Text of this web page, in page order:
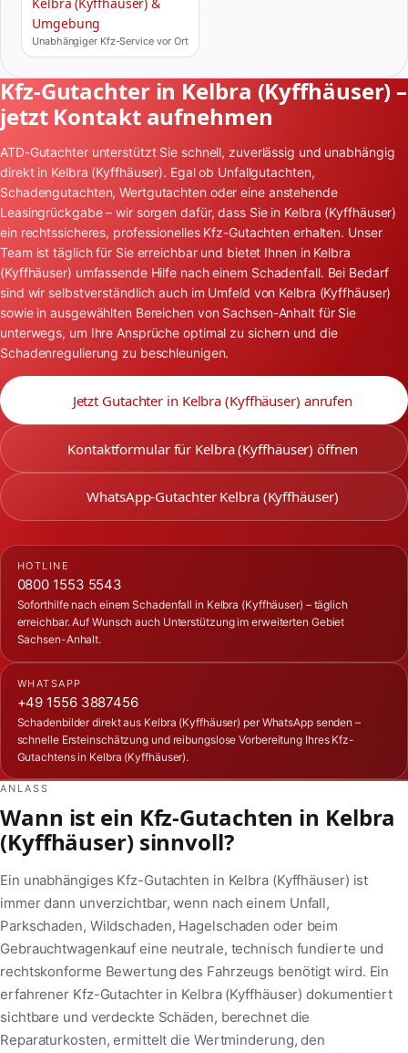
Umgebung
Unabhängiger Kfz-Service vor Ort
Kfz-Gutachter in Kelbra (Kyffhäuser) –
jetzt Kontakt aufnehmen
ATD-Gutachter unterstützt Sie schnell, zuverlässig und unabhängig
direkt in Kelbra (Kyffhäuser). Egal ob Unfallgutachten,
Schadengutachten, Wertgutachten oder eine anstehende
Leasingrückgabe – wir sorgen dafür, dass Sie in Kelbra (Kyffhäuser)
ein rechtssicheres, professionelles Kfz-Gutachten erhalten. Unser
Team ist täglich für Sie erreichbar und bietet Ihnen in Kelbra
(Kyffhäuser) umfassende Hilfe nach einem Schadenfall. Bei Bedarf
sind wir selbstverständlich auch im Umfeld von Kelbra (Kyffhäuser)
sowie in ausgewählten Bereichen von Sachsen-Anhalt für Sie
unterwegs, um Ihre Ansprüche optimal zu sichern und die
Schadenregulierung zu beschleunigen.
Jetzt Gutachter in Kelbra (Kyffhäuser) anrufen
Kontaktformular für Kelbra (Kyffhäuser) öffnen
WhatsApp-Gutachter Kelbra (Kyffhäuser)
HOTLINE
0800 1553 5543
Soforthilfe nach einem Schadenfall in Kelbra (Kyffhäuser) – täglich
erreichbar. Auf Wunsch auch Unterstützung im erweiterten Gebiet
Sachsen-Anhalt.
WHATSAPP
+49 1556 3887456
Schadenbilder direkt aus Kelbra (Kyffhäuser) per WhatsApp senden –
schnelle Ersteinschätzung und reibungslose Vorbereitung Ihres Kfz-
Gutachtens in Kelbra (Kyffhäuser).
ANLASS
Wann ist ein Kfz-Gutachten in Kelbra
(Kyffhäuser) sinnvoll?
Ein unabhängiges Kfz-Gutachten in Kelbra (Kyffhäuser) ist
immer dann unverzichtbar, wenn nach einem Unfall,
Parkschaden, Wildschaden, Hagelschaden oder beim
Gebrauchtwagenkauf eine neutrale, technisch fundierte und
rechtskonforme Bewertung des Fahrzeugs benötigt wird. Ein
erfahrener Kfz-Gutachter in Kelbra (Kyffhäuser) dokumentiert
sichtbare und verdeckte Schäden, berechnet die
Reparaturkosten, ermittelt die Wertminderung, den